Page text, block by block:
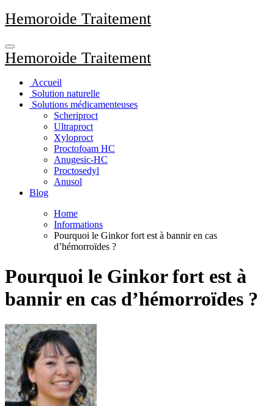
Aller
au
principal
Hemoroide Traitement
Hemoroide Traitement
Accueil
Solution naturelle
Solutions médicamenteuses
Scheriproct
Ultraproct
Xyloproct
Proctofoam HC
Anugesic-HC
Proctosedyl
Anusol
Blog
Home
Informations
Pourquoi le Ginkor fort est à bannir en cas
d’hémorroïdes ?
Pourquoi le Ginkor fort est à
bannir en cas d’hémorroïdes ?